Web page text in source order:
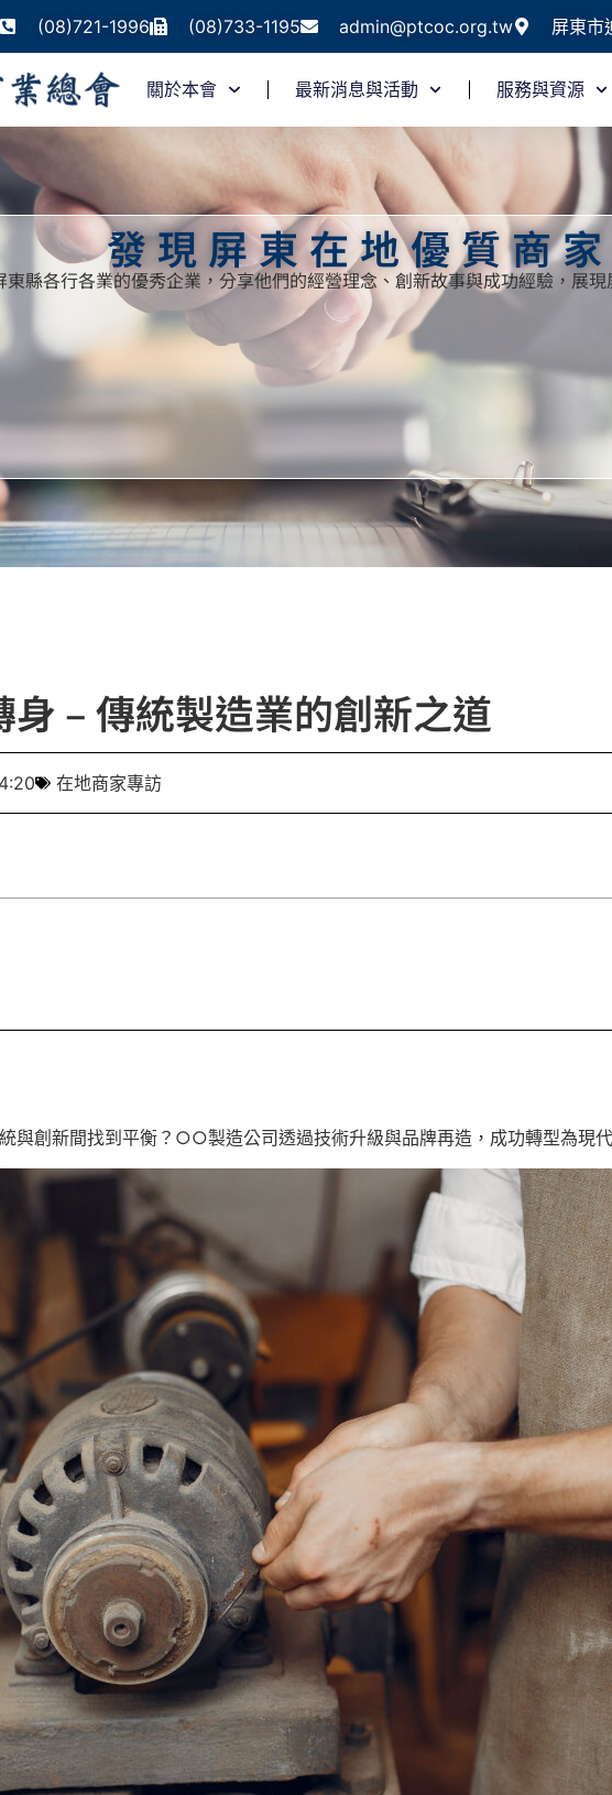
(08)721-1996 (08)733-1195 admin@ptcoc.org.tw 屏東市
關於本會 最新消息與活動 服務與資源
發現屏東在地優質商家
東縣各行各業的優秀企業，分享他們的經營理念、創新故事與成功經驗，展現
– 傳統製造業的創新之道
在地商家專訪
與創新間找到平衡？○○製造公司透過技術升級與品牌再造，成功轉型為現